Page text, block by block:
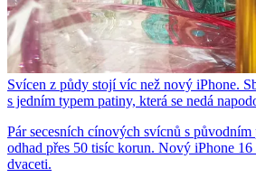
Svícen z půdy stojí víc než nový iPhone.
s jedním typem patiny, která se nedá
Pár secesních cínových svícnů s
odhad přes 50 tisíc korun. Nový iPhone 16
dvaceti.